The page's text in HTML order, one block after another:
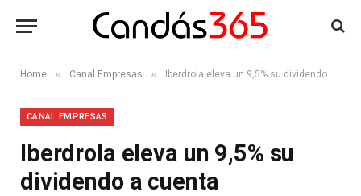
Home » Canal Empresas » Iberdrola eleva un 9,5% su dividendo a cuenta
CANAL EMPRESAS
Iberdrola eleva un 9,5% su
dividendo a cuenta